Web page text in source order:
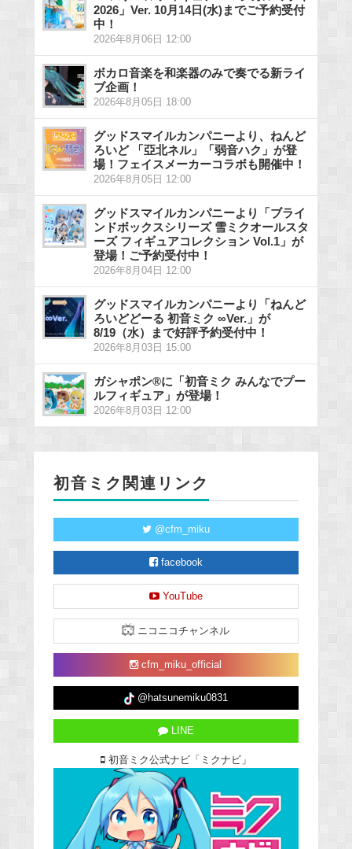
2026」Ver. 10月14日(水)までご予約受付
中！
2026年8月06日 12:00
ボカロ音楽を和楽器のみで奏でる新ライ
ブ企画！
2026年8月05日 18:00
グッドスマイルカンパニーより、ねんど
ろいど 「亞北ネル」「弱音ハク」が登
場！フェイスメーカーコラボも開催中！
2026年8月05日 12:00
グッドスマイルカンパニーより「ブライ
ンドボックスシリーズ 雪ミクオールスタ
ーズ フィギュアコレクション Vol.1」が
登場！ご予約受付中！
2026年8月04日 12:00
グッドスマイルカンパニーより「ねんど
ろいどどーる 初音ミク ∞Ver.」が
8/19（水）まで好評予約受付中！
2026年8月03日 15:00
ガシャポン®に「初音ミク みんなでプー
ルフィギュア」が登場！
2026年8月03日 12:00
初音ミク関連リンク
@cfm_miku
facebook
YouTube
ニコニコチャンネル
cfm_miku_official
@hatsunemiku0831
LINE
初音ミク公式ナビ「ミクナビ」